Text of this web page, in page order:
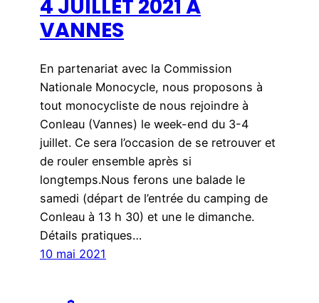
4 JUILLET 2021 À
VANNES
En partenariat avec la Commission
Nationale Monocycle, nous proposons à
tout monocycliste de nous rejoindre à
Conleau (Vannes) le week-end du 3-4
juillet. Ce sera l’occasion de se retrouver et
de rouler ensemble après si
longtemps.Nous ferons une balade le
samedi (départ de l’entrée du camping de
Conleau à 13 h 30) et une le dimanche.
Détails pratiques…
10 mai 2021